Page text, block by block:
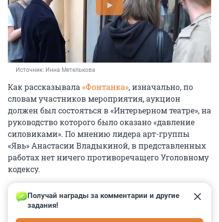
Источник: Инна Метелькова
Как рассказывала «Фонтанка», изначально, по
словам участников мероприятия, аукцион
должен был состояться в «Интерьерном театре», на
руководство которого было оказано «давление
силовиками». По мнению лидера арт-группы
«Явь» Анастасии Владыкиной, в представленных
работах нет ничего противоречащего Уголовному
кодексу.
Получай награды за комментарии и другие
задания!